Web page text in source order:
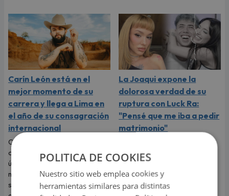
Carín León está en el
mejor momento de su
carrera y llega a Lima en
el año de su consagración
internacional
Carín León llega a Lima para
ofrecer este 6 de agosto un
único concierto en Costa 21, en
medio del mejor momento de
su carrera y con las últimas
La Joaqui expone la
dolorosa verdad de su
ruptura con Luck Ra:
"Pensé que me iba a pedir
matrimonio"
revelar que el viaje más
romántico de su vida terminó
convirtiéndose en una
dolorosa despedida.
POLITICA DE COOKIES
Nuestro sitio web emplea cookies y
herramientas similares para distintas